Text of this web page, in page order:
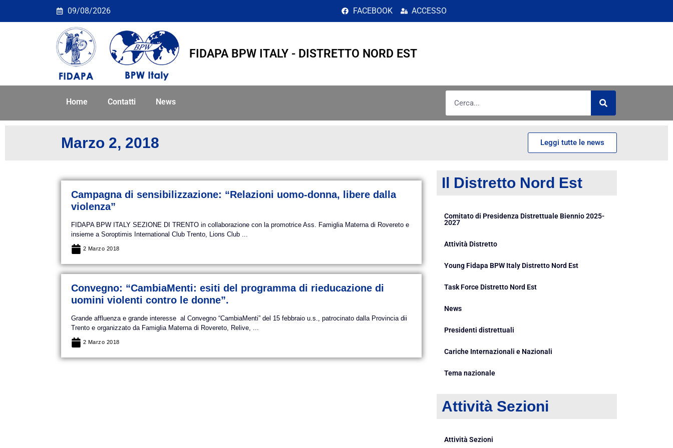
Giorno: <span>2 Marzo 2018</span>
09/08/2026 FACEBOOK ACCESSO
FIDAPA BPW ITALY - DISTRETTO NORD EST
Home Contatti News
Marzo 2, 2018 Leggi tutte le news
Campagna di sensibilizzazione: “Relazioni uomo-donna, libere dalla
violenza”
FIDAPA BPW ITALY SEZIONE DI TRENTO in collaborazione con la promotrice Ass. Famiglia Materna di Rovereto e
insieme a Soroptimis International Club Trento, Lions Club ...
2 Marzo 2018
Convegno: “CambiaMenti: esiti del programma di rieducazione di
uomini violenti contro le donne”.
Grande affluenza e grande interesse al Convegno “CambiaMenti” del 15 febbraio u.s., patrocinato dalla Provincia dii
Trento e organizzato da Famiglia Materna di Rovereto, Relive, ...
2 Marzo 2018
Il Distretto Nord Est
Comitato di Presidenza Distrettuale Biennio 2025-
2027
Attività Distretto
Young Fidapa BPW Italy Distretto Nord Est
Task Force Distretto Nord Est
News
Presidenti distrettuali
Cariche Internazionali e Nazionali
Tema nazionale
Attività Sezioni
Attività Sezioni